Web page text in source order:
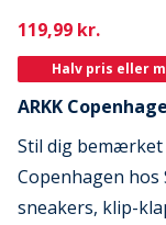
Current
119,99 kr.
Halv pris eller
ARKK
Stil dig bemærket
Copenhagen
sneakers, klip-